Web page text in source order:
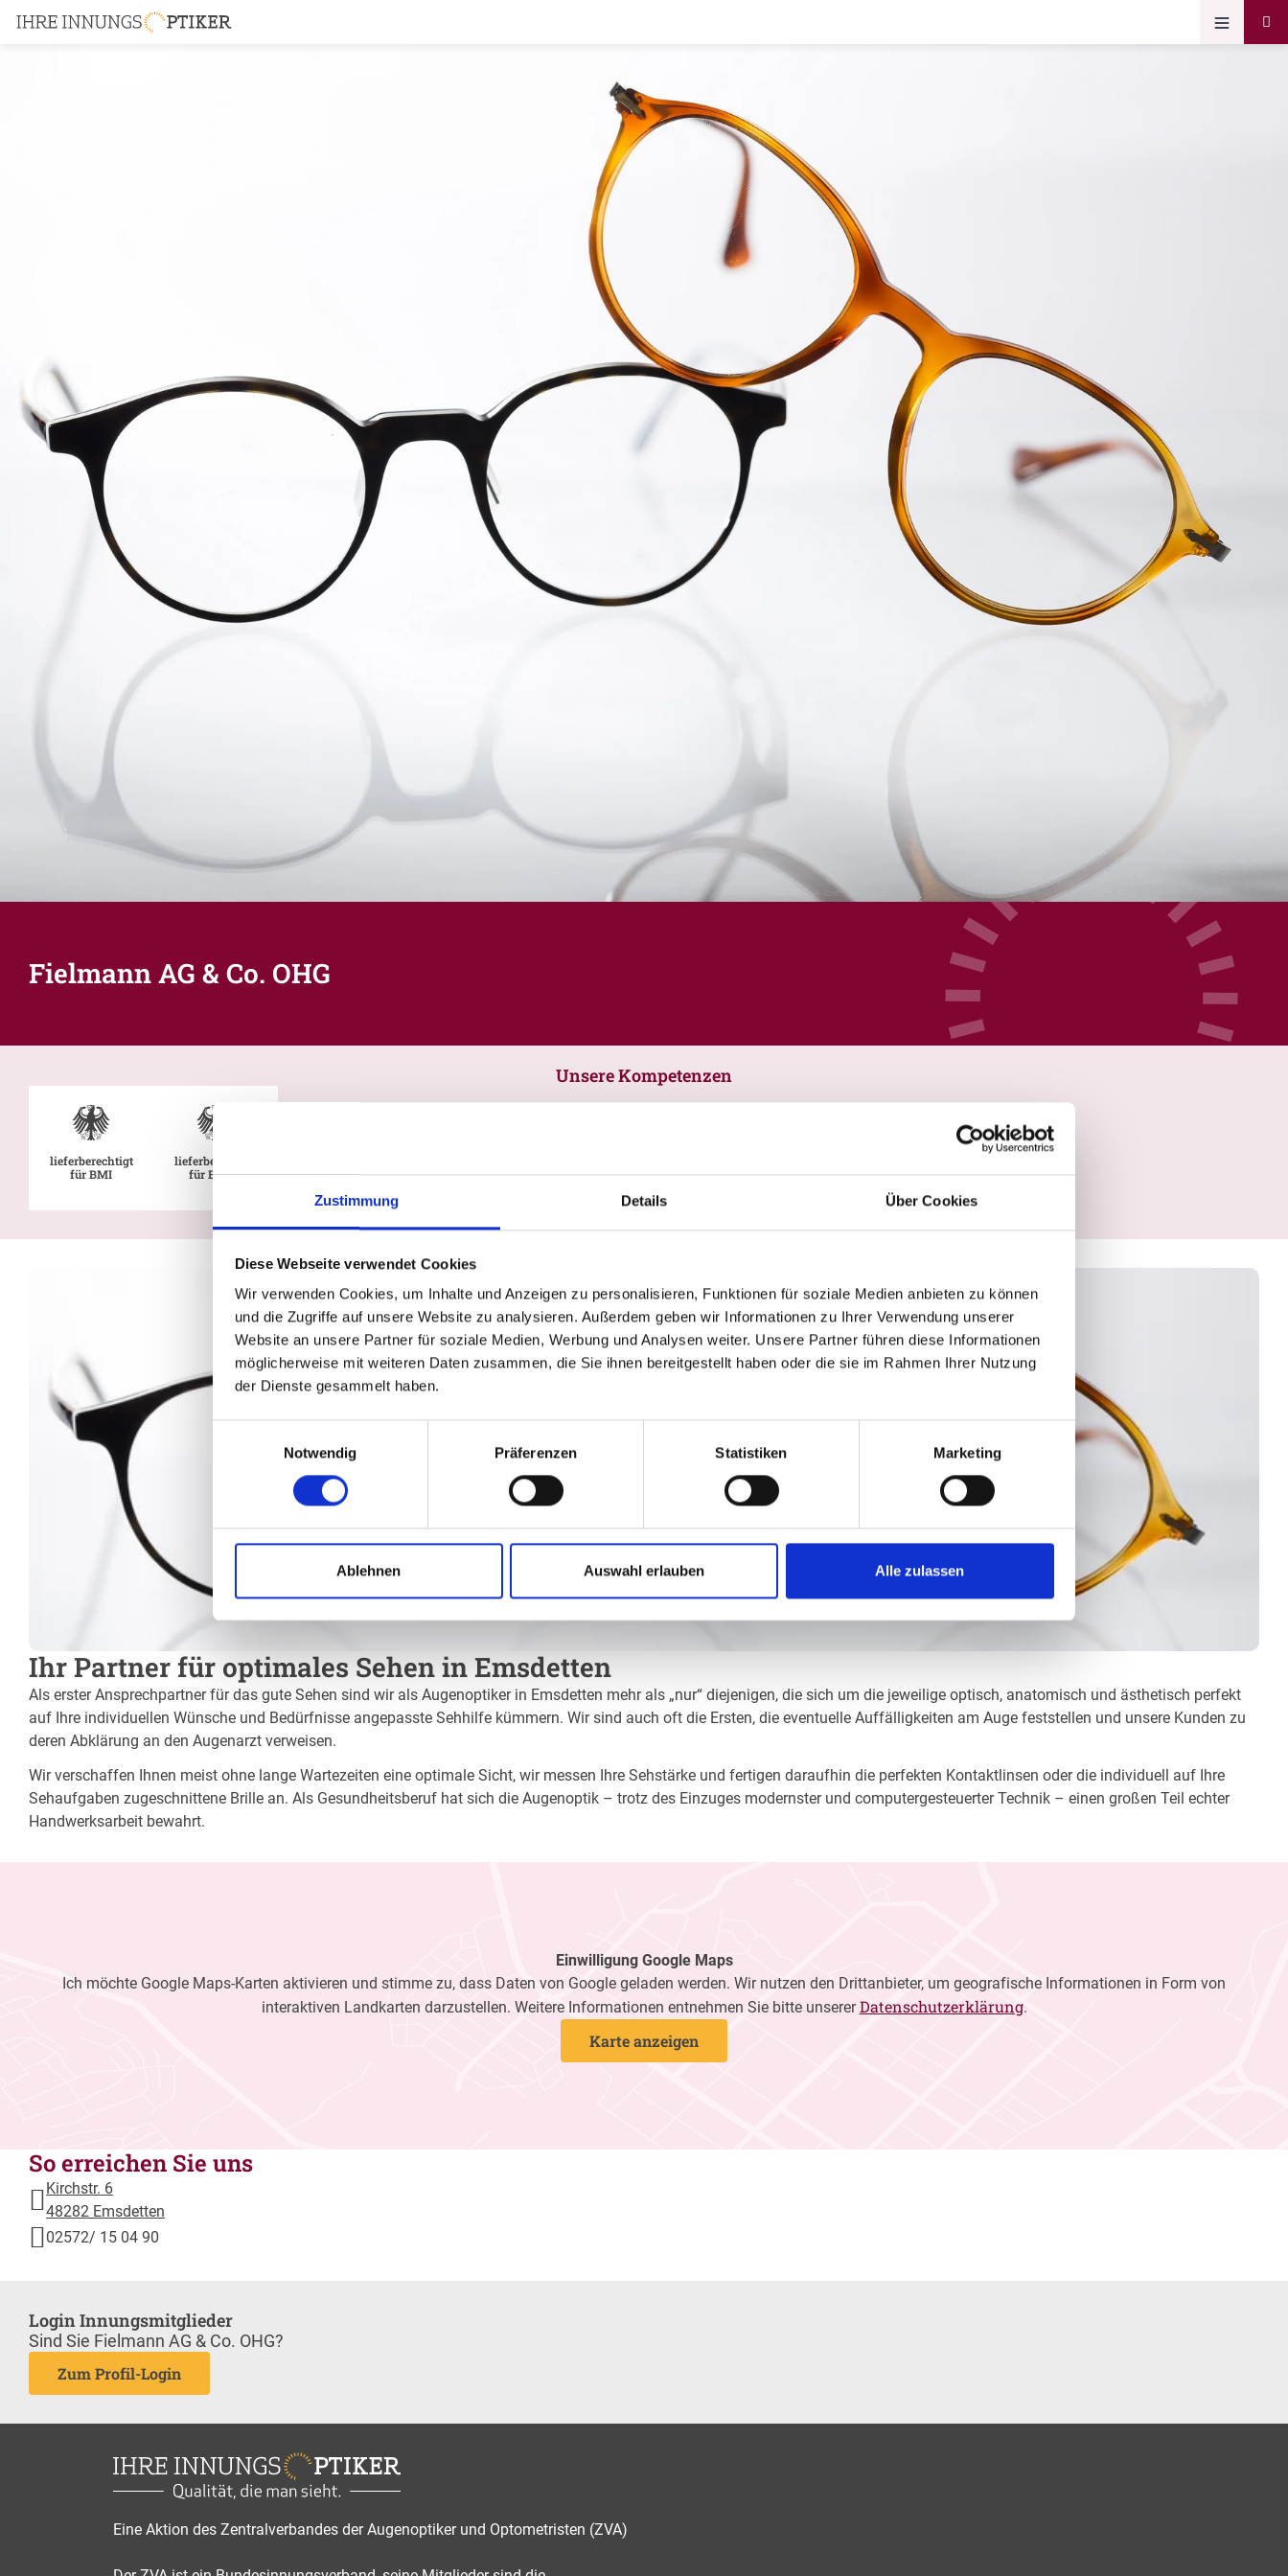
Zustimmung Details Über Cookies
Diese Webseite verwendet Cookies
Wir verwenden Cookies, um Inhalte und Anzeigen zu personalisieren, Funktionen für soziale Medien anbieten zu können
und die Zugriffe auf unsere Website zu analysieren. Außerdem geben wir Informationen zu Ihrer Verwendung unserer
Website an unsere Partner für soziale Medien, Werbung und Analysen weiter. Unsere Partner führen diese Informationen
möglicherweise mit weiteren Daten zusammen, die Sie ihnen bereitgestellt haben oder die sie im Rahmen Ihrer Nutzung
der Dienste gesammelt haben.
Notwendig
Präferenzen Statistiken Marketing
Ablehnen Auswahl erlauben Alle zulassen
Fielmann AG & Co. OHG
Unsere Kompetenzen
lieferberechtigt
für BMI
lieferberechtigt
für BMVg
Ihr Partner für optimales Sehen in Emsdetten
Als erster Ansprechpartner für das gute Sehen sind wir als Augenoptiker in Emsdetten mehr als „nur“ diejenigen, die sich um die jeweilige optisch, anatomisch und ästhetisch perfekt
auf Ihre individuellen Wünsche und Bedürfnisse angepasste Sehhilfe kümmern. Wir sind auch oft die Ersten, die eventuelle Auffälligkeiten am Auge feststellen und unsere Kunden zu
deren Abklärung an den Augenarzt verweisen.
Wir verschaffen Ihnen meist ohne lange Wartezeiten eine optimale Sicht, wir messen Ihre Sehstärke und fertigen daraufhin die perfekten Kontaktlinsen oder die individuell auf Ihre
Sehaufgaben zugeschnittene Brille an. Als Gesundheitsberuf hat sich die Augenoptik – trotz des Einzuges modernster und computergesteuerter Technik – einen großen Teil echter
Handwerksarbeit bewahrt.
Einwilligung Google Maps
Ich möchte Google Maps-Karten aktivieren und stimme zu, dass Daten von Google geladen werden. Wir nutzen den Drittanbieter, um geografische Informationen in Form von
interaktiven Landkarten darzustellen. Weitere Informationen entnehmen Sie bitte unsererDatenschutzerklärung.
Karte anzeigen
So erreichen Sie uns
Kirchstr. 6
48282 Emsdetten
02572/ 15 04 90
Login Innungsmitglieder
Sind Sie Fielmann AG & Co. OHG?
Zum Profil-Login
Eine Aktion des Zentralverbandes der Augenoptiker und Optometristen (ZVA)